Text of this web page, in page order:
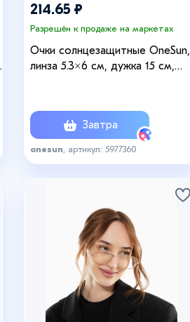
214.65 ₽
Разрешён к продаже на маркетах
Очки солнцезащитные OneSun,
линза 5.3×6 см, дужка 15 см,
Завтра
onesun , артикул: 5977360